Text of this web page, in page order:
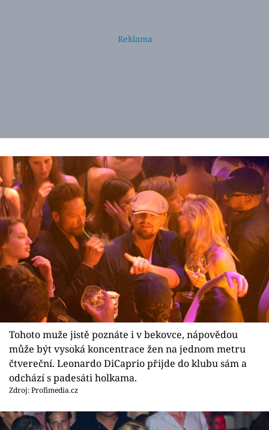
Tohoto muže jistě poznáte i v bekovce, nápovědou
může být vysoká koncentrace žen na jednom metru
čtvereční. Leonardo DiCaprio přijde do klubu sám a
odchází s padesáti holkama.
Zdroj: Profimedia.cz